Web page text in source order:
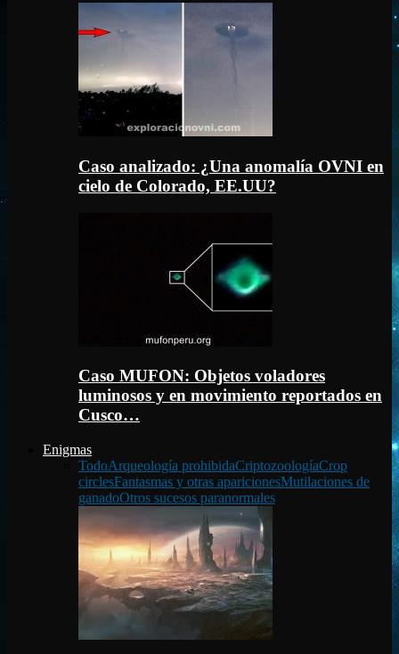
Caso analizado: ¿Una anomalía OVNI en
cielo de Colorado, EE.UU?
Caso MUFON: Objetos voladores
luminosos y en movimiento reportados en
Cusco…
Enigmas
TodoArqueología prohibidaCriptozoologíaCrop
circlesFantasmas y otras aparicionesMutilaciones de
ganadoOtros sucesos paranormales